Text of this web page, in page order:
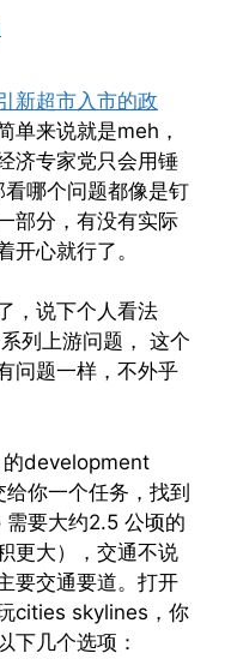
新超市入市的政
单来说就是meh，
济专家党只会用锤
哪个问题都像是钉
部分，有没有实际
开心就行了。
，说下个人看法
列上游问题， 这个
问题一样，不外乎
的development
你一个任务，找到
要大约2.5 公顷的
更大），交通不说
要交通要道。打开
cities skylines，你
下几个选项：